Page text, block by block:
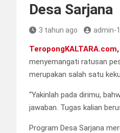
Desa Sarjana
3 tahun ago admin-1
TeropongKALTARA.com,
menyemangati ratusan
merupakan salah satu
“Yakinlah pada dirimu,
jawaban. Tugas kalian
Program Desa Sarjana